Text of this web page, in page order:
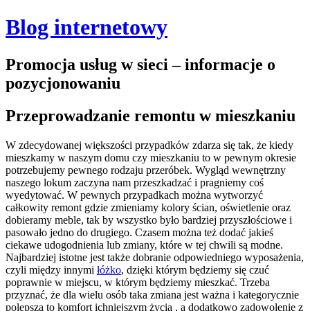
Blog internetowy
Promocja usług w sieci – informacje o
pozycjonowaniu
Przeprowadzanie remontu w mieszkaniu
W zdecydowanej większości przypadków zdarza się tak, że kiedy
mieszkamy w naszym domu czy mieszkaniu to w pewnym okresie
potrzebujemy pewnego rodzaju przeróbek. Wygląd wewnętrzny
naszego lokum zaczyna nam przeszkadzać i pragniemy coś
wyedytować. W pewnych przypadkach można wytworzyć
całkowity remont gdzie zmieniamy kolory ścian, oświetlenie oraz
dobieramy meble, tak by wszystko było bardziej przyszłościowe i
pasowało jedno do drugiego. Czasem można też dodać jakieś
ciekawe udogodnienia lub zmiany, które w tej chwili są modne.
Najbardziej istotne jest także dobranie odpowiedniego wyposażenia,
czyli między innymi łóżko, dzięki którym będziemy się czuć
poprawnie w miejscu, w którym będziemy mieszkać. Trzeba
przyznać, że dla wielu osób taka zmiana jest ważna i kategorycznie
polepsza to komfort ichniejszym życia , a dodatkowo zadowolenie z